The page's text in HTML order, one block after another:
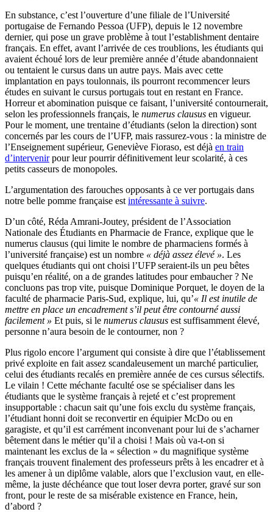
En substance, c’est l’ouverture d’une filiale de l’Université
portugaise de Fernando Pessoa (UFP), depuis le 12 novembre
dernier, qui pose un grave problème à tout l’establishment dentaire
français. En effet, avant l’arrivée de ces troublions, les étudiants qui
avaient échoué lors de leur première année d’étude abandonnaient
ou tentaient le cursus dans un autre pays. Mais avec cette
implantation en pays toulonnais, ils pourront recommencer leurs
études en suivant le cursus portugais tout en restant en France.
Horreur et abomination puisque ce faisant, l’université contournerait,
selon les professionnels français, le numerus clausus en vigueur.
Pour le moment, une trentaine d’étudiants (selon la direction) sont
concernés par les cours de l’UFP, mais rassurez-vous : la ministre de
l’Enseignement supérieur, Geneviève Fioraso, est déjà en train
d’intervenirpour leur pourrir définitivement leur scolarité, à ces
petits casseurs de monopoles.
L’argumentation des farouches opposants à ce ver portugais dans
notre belle pomme française est intéressante à suivre.
D’un côté, Réda Amrani-Joutey, président de l’Association
Nationale des Étudiants en Pharmacie de France, explique que le
numerus clausus (qui limite le nombre de pharmaciens formés à
l’université française) est un nombre « déjà assez élevé ». Les
quelques étudiants qui ont choisi l’UFP seraient-ils un peu bêtes
puisqu’en réalité, on a de grandes latitudes pour embaucher ? Ne
concluons pas trop vite, puisque Dominique Porquet, le doyen de la
faculté de pharmacie Paris-Sud, explique, lui, qu’« Il est inutile de
mettre en place un encadrement s’il peut être contourné aussi
facilement » Et puis, si le numerus clausus est suffisamment élevé,
personne n’aura besoin de le contourner, non ?
Plus rigolo encore l’argument qui consiste à dire que l’établissement
privé exploite en fait assez scandaleusement un marché particulier,
celui des étudiants recalés en première année de ces cursus sélectifs.
Le vilain ! Cette méchante faculté ose se spécialiser dans les
étudiants que le système français à rejeté et c’est proprement
insupportable : chacun sait qu’une fois exclu du système français,
l’étudiant honni doit se reconvertir en équipier McDo ou en
garagiste, et qu’il est carrément inconvenant pour lui de s’acharner
bêtement dans le métier qu’il a choisi ! Mais où va-t-on si
maintenant les exclus de la « sélection » du magnifique système
français trouvent finalement des professeurs prêts à les encadrer et à
les amener à un diplôme valable, alors que l’exclusion vaut, en elle-
même, la juste déchéance que tout loser devra porter, gravé sur son
front, pour le reste de sa misérable existence en France, hein,
d’abord ?